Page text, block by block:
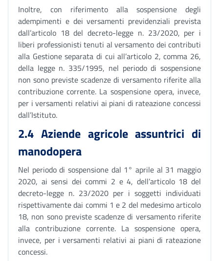
Inoltre, con riferimento alla sospensione degli
adempimenti e dei versamenti previdenziali prevista
dall’articolo 18 del decreto-legge n. 23/2020, per i
liberi professionisti tenuti al versamento dei contributi
alla Gestione separata di cui all’articolo 2, comma 26,
della legge n. 335/1995, nel periodo di sospensione
non sono previste scadenze di versamento riferite alla
contribuzione corrente. La sospensione opera, invece,
per i versamenti relativi ai piani di rateazione concessi
dall’Istituto.
2.4 Aziende agricole assuntrici di
manodopera
Nel periodo di sospensione dal 1° aprile al 31 maggio
2020, ai sensi dei commi 2 e 4, dell’articolo 18 del
decreto-legge n. 23/2020 per i soggetti individuati
rispettivamente dai commi 1 e 2 del medesimo articolo
18, non sono previste scadenze di versamento riferite
alla contribuzione corrente. La sospensione opera,
invece, per i versamenti relativi ai piani di rateazione
concessi.